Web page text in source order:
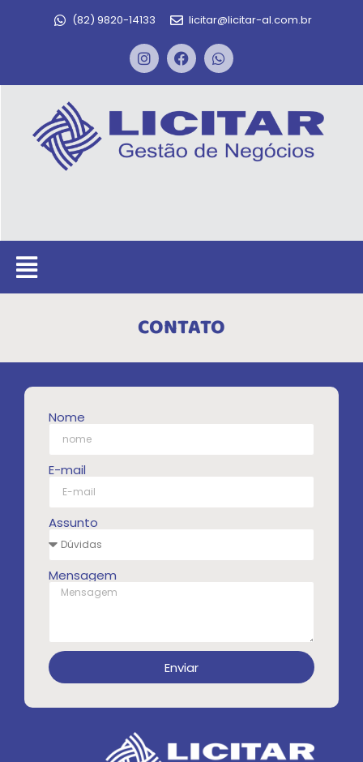
(82) 9820-14133 licitar@licitar-al.com.br
CONTATO
Nome
E-mail
Assunto
Mensagem
Enviar